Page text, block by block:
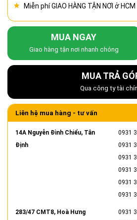
Miễn phí GIAO HÀNG TẬN NƠI ở HCM
MUA NGAY
Giao hàng tận nơi nhanh chóng
MUA TRẢ
Qua công ty tài
Liên hệ mua hàng - tư vấn
14A Nguyễn Đình Chiểu, Tân
Định
0931
0931
0931
0931
0931
0931
283/47 CMT8, Hoà Hưng 0931